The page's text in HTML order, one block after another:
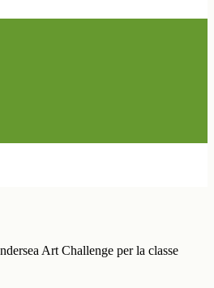
Art Challenge per la classe